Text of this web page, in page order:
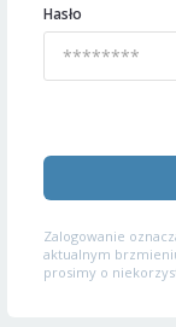
Hasło
Zalogowanie
aktualnym
prosimy o